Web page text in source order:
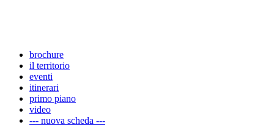
brochure
il territorio
eventi
itinerari
primo piano
video
--- nuova scheda ---